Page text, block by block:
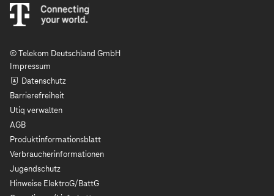
© Telekom Deutschland GmbH
Impressum
Datenschutz
Barrierefreiheit
Utiq verwalten
AGB
Produktinformationsblatt
Verbraucherinformationen
Jugendschutz
Hinweise ElektroG/BattG